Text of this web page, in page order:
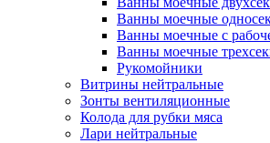
Ванны моечные
Ванны моечные с
Ванны моечные
Рукомойники
Витрины нейтральные
Зонты вентиляционные
Колода для рубки мяса
Лари нейтральные